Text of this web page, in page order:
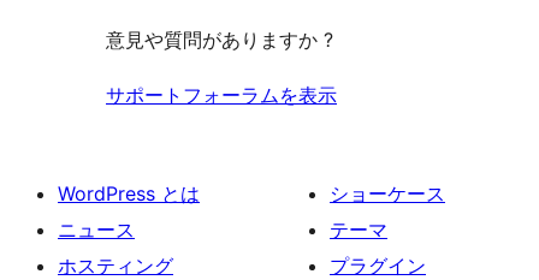
ー
ュ
ー
意見や質問がありますか ?
サポートフォーラムを表示
WordPress とは
ニュース
ホスティング
ショーケース
テーマ
プラグイン